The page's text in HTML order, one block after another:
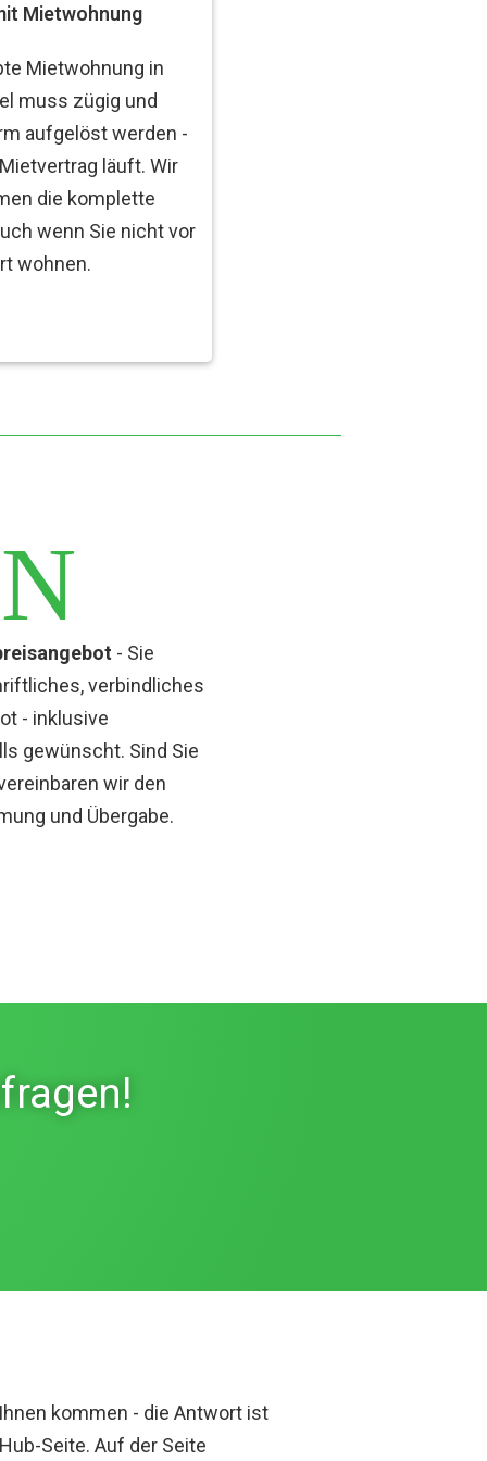
Mietwohnung
Mietwohnung in
muss zügig und
aufgelöst werden -
läuft. Wir
die komplette
wenn Sie nicht vor
wohnen.
N
- Sie
verbindliches
- inklusive
gewünscht. Sind Sie
wir den
und Übergabe.
kommen - die Antwort ist
Seite. Auf der Seite